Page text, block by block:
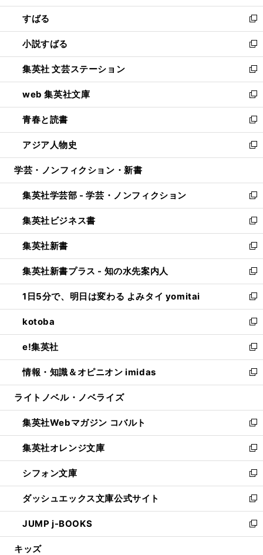
開
く
ウ
で
開
く
ン
ド
ウ
で
開
く
すばる
新
し
い
ウ
ィ
ン
ド
ウ
で
開
く
小説すばる
新
し
い
ウ
ィ
ン
ド
ウ
で
開
集英社 文芸ステーション
新
し
い
ウ
ィ
ン
ド
ウ
開
く
web 集英社文庫
新
し
い
ウ
ィ
ン
ウ
で
開
く
青春と読書
新
し
い
ウ
ン
ド
ウ
で
開
く
アジア人物史
新
し
ウ
ィ
ン
ド
ウ
で
開
く
学芸・ノンフィクション・新書
集英社学芸部 - 学芸・ノンフィクション
新
し
い
ウ
ィ
ン
ド
ウ
で
開
く
集英社ビジネス書
新
し
い
ウ
ィ
ン
ド
ウ
で
開
く
集英社新書
新
し
い
ウ
ィ
ン
ド
ウ
で
開
く
集英社新書プラス - 知の水先案内人
新
し
い
ウ
ィ
ン
ド
ウ
で
開
1日5分で、明日は変わる よみタイ yomitai
新
し
い
ウ
ィ
ン
ド
ウ
開
く
kotoba
新
し
い
ウ
ィ
ン
ウ
で
開
く
e!集英社
新
し
い
ウ
ン
ド
ウ
で
開
く
情報・知識＆オピニオン imidas
新
し
ウ
ィ
ン
ド
ウ
で
開
く
ライトノベル・ノベライズ
集英社Webマガジン コバルト
新
し
い
ウ
ィ
ン
ド
ウ
で
開
集英社オレンジ文庫
新
し
い
ウ
ィ
ン
ド
ウ
シフォン文庫
新
し
い
ウ
ィ
ン
ダッシュエックス文庫公式サイト
新
し
い
ウ
JUMP j-BOOKS
新
し
キッズ